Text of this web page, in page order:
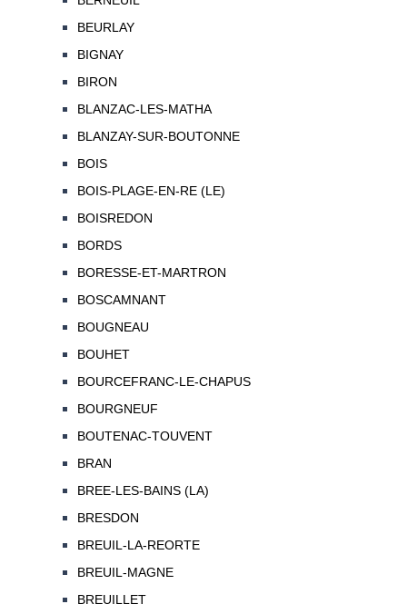
BEURLAY
BIGNAY
BIRON
BLANZAC-LES-MATHA
BLANZAY-SUR-BOUTONNE
BOIS
BOIS-PLAGE-EN-RE (LE)
BOISREDON
BORDS
BORESSE-ET-MARTRON
BOSCAMNANT
BOUGNEAU
BOUHET
BOURCEFRANC-LE-CHAPUS
BOURGNEUF
BOUTENAC-TOUVENT
BRAN
BREE-LES-BAINS (LA)
BRESDON
BREUIL-LA-REORTE
BREUIL-MAGNE
BREUILLET